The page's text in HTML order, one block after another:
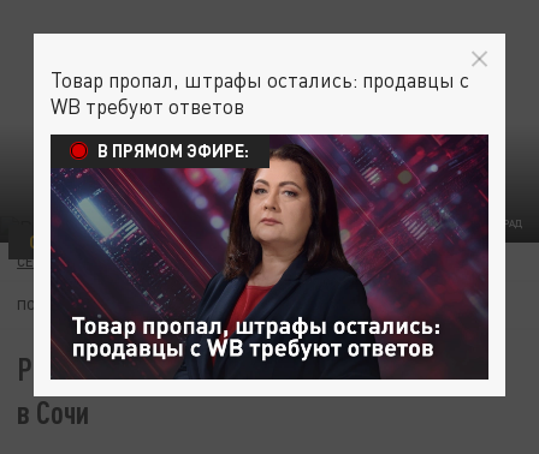
ФОТО: ЦАРЬГРАД
СПОРТ
СЕРГЕЙ АСТАХОВ 01 ФЕВРАЛЯ 16:27
ПОДПИШИТЕСЬ:
Россия — вновь первая на Олимпиаде-2014
в Сочи
Товар пропал, штрафы остались: продавцы с
WB требуют ответов
В ПРЯМОМ ЭФИРЕ: